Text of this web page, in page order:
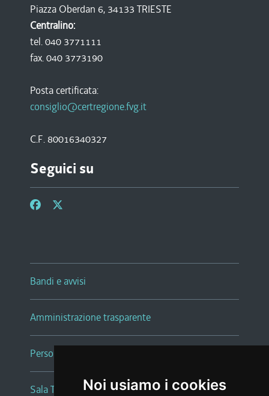
Noi usiamo i cookies
Piazza Oberdan 6, 34133 TRIESTE
Centralino:
tel. 040 3771111
fax. 040 3773190
Posta certificata:
consiglio@certregione.fvg.it
C.F. 80016340327
Seguici su
Bandi e avvisi
Amministrazione trasparente
Persone e Uffici
Sala Tiziano Tessitori